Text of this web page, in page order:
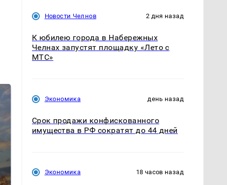
СМИ: В Химках на
Новости Челнов 2 дня назад
К юбилею города в Набережных
Челнах запустят площадку «Лето с
МТС»
Экономика день назад
Срок продажи конфискованного
имущества в РФ сократят до 44 дней
Экономика 18 часов назад